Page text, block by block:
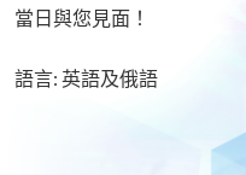
當日與您見面！
語言: 英語及俄語